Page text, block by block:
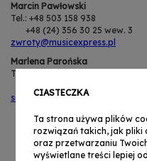
Marcin Pawłowski
Tel.: +48 503 158 938
+48 (24) 356 30 25 wew. 3
zwroty@musicexpress.pl
Marlena Parońska
Tel.: +48 503 158 938
serwis@musicexpress.pl
CIASTECZKA
Ta strona używa plików
rozwiązań takich, jak pliki
oraz przetwarzaniu
wyświetlane treści lepiej